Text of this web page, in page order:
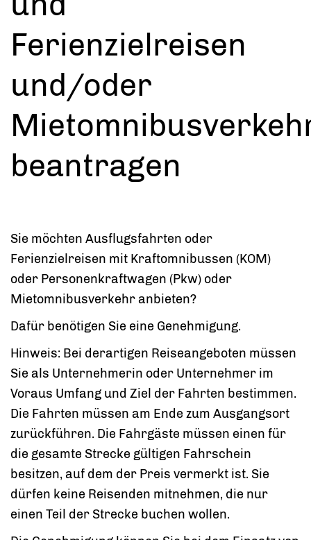
Ferienzielreisen
und/oder
beantragen
Sie möchten Ausflugsfahrten oder
Ferienzielreisen mit Kraftomnibussen (KOM)
oder Personenkraftwagen (Pkw) oder
Mietomnibusverkehr anbieten?
Dafür benötigen Sie eine Genehmigung.
Hinweis: Bei derartigen Reiseangeboten müssen
Sie als Unternehmerin oder Unternehmer im
Voraus Umfang und Ziel der Fahrten bestimmen.
Die Fahrten müssen am Ende zum Ausgangsort
zurückführen. Die Fahrgäste müssen einen für
die gesamte Strecke gültigen Fahrschein
besitzen, auf dem der Preis vermerkt ist. Sie
dürfen keine Reisenden mitnehmen, die nur
einen Teil der Strecke buchen wollen.